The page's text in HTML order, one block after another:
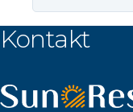
Kontakt